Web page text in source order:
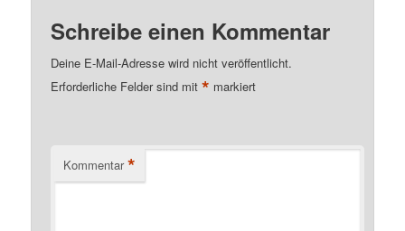
Schreibe einen Kommentar
Deine E-Mail-Adresse wird nicht veröffentlicht.
Erforderliche Felder sind mit* markiert
Kommentar *